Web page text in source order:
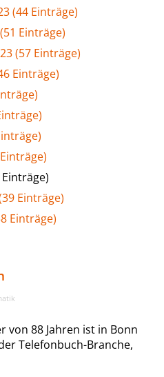
(44 Einträge)
Einträge)
(57 Einträge)
Einträge)
Einträge)
Einträge)
von 88 Jahren ist in Bonn
Telefonbuch-Branche,